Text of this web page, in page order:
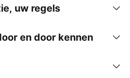
uw regels
en door kennen